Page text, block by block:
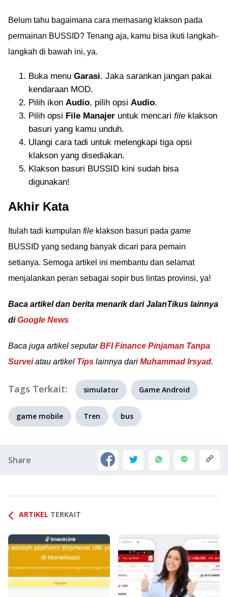
Belum tahu bagaimana cara memasang klakson pada
permainan BUSSID? Tenang aja, kamu bisa ikuti langkah-
langkah di bawah ini, ya.
Buka menu Garasi. Jaka sarankan jangan pakai
kendaraan MOD.
Pilih ikon Audio, pilih opsi Audio.
Pilih opsi File Manajer untuk mencari file klakson
basuri yang kamu unduh.
Ulangi cara tadi untuk melengkapi tiga opsi
klakson yang disediakan.
Klakson basuri BUSSID kini sudah bisa
digunakan!
Akhir Kata
Itulah tadi kumpulan file klakson basuri pada game
BUSSID yang sedang banyak dicari para pemain
setianya. Semoga artikel ini membantu dan selamat
menjalankan peran sebagai sopir bus lintas provinsi, ya!
Baca artikel dan berita menarik dari JalanTikus lainnya
diGoogle News
Baca juga artikel seputarBFI Finance Pinjaman Tanpa
Surveiatau artikel Tips lainnya dari Muhammad Irsyad.
Tags Terkait: simulator Game Android
game mobile Tren bus
Share
ARTIKEL TERKAIT